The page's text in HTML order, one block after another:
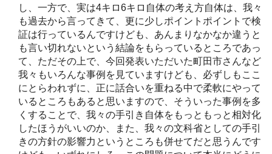
し、一方で、実は4キロ6キロ自体の考え方自体は、我々
も過去から言ってきて、更に少しポイントポイントで検
証は行っているんですけども、あんまりなかなか違うと
も言い切れないという結論をもらっているところであっ
て、ただその上で、今回発表いただいた町田市さんなど
我々もいろんな事例を見ていますけども、必ずしもここ
にとらわれずに、正に話合いを重ねる中で柔軟にやって
いるところもあると思いますので、そういった事例を多
くすることで、我々の手引き自体をもっともっと相対化
したほうがいいのか、また、我々の文科省としての手引
きの方針の影響力というところも併せてだと思うんです